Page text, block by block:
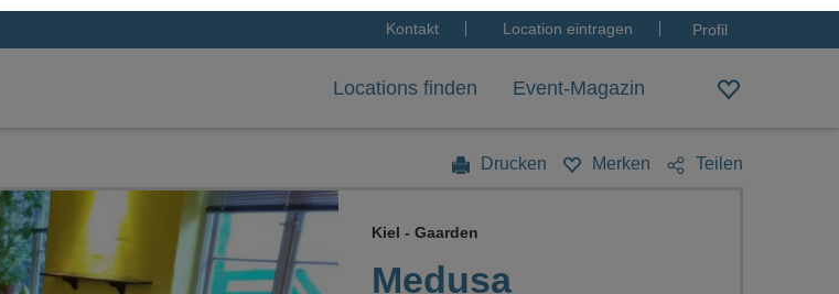
Kontakt Location eintragen Profil
Locations finden Event-Magazin
Drucken Merken Teilen
Medusa
Kiel - Gaarden